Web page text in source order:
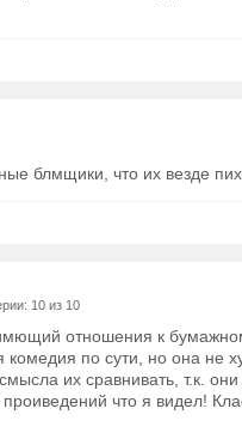
блмщики, что их везде
10 из 10
отношения к
комедия по сути, но она не
их сравнивать, т.к.
что я видел!